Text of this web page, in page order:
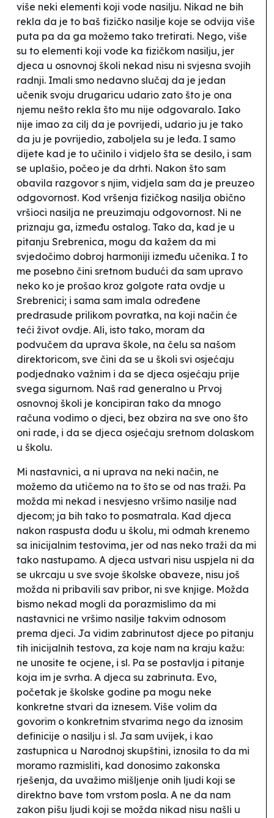
više neki elementi koji vode nasilju. Nikad ne bih
rekla da je to baš fizičko nasilje koje se odvija više
puta pa da ga možemo tako tretirati. Nego, više
su to elementi koji vode ka fizičkom nasilju, jer
djeca u osnovnoj školi nekad nisu ni svjesna svojih
radnji. Imali smo nedavno slučaj da je jedan
učenik svoju drugaricu udario zato što je ona
njemu nešto rekla što mu nije odgovaralo. Iako
nije imao za cilj da je povrijedi, udario ju je tako
da ju je povrijedio, zaboljela su je leđa. I samo
dijete kad je to učinilo i vidjelo šta se desilo, i sam
se uplašio, počeo je da drhti. Nakon što sam
obavila razgovor s njim, vidjela sam da je preuzeo
odgovornost. Kod vršenja fizičkog nasilja obično
vršioci nasilja ne preuzimaju odgovornost. Ni ne
priznaju ga, između ostalog. Tako da, kad je u
pitanju Srebrenica, mogu da kažem da mi
svjedočimo dobroj harmoniji između učenika. I to
me posebno čini sretnom budući da sam upravo
neko ko je prošao kroz golgote rata ovdje u
Srebrenici; i sama sam imala određene
predrasude prilikom povratka, na koji način će
teći život ovdje. Ali, isto tako, moram da
podvučem da uprava škole, na čelu sa našom
direktoricom, sve čini da se u školi svi osjećaju
podjednako važnim i da se djeca osjećaju prije
svega sigurnom. Naš rad generalno u Prvoj
osnovnoj školi je koncipiran tako da mnogo
računa vodimo o djeci, bez obzira na sve ono što
oni rade, i da se djeca osjećaju sretnom dolaskom
u školu.
Mi nastavnici, a ni uprava na neki način, ne
možemo da utičemo na to što se od nas traži. Pa
možda mi nekad i nesvjesno vršimo nasilje nad
djecom; ja bih tako to posmatrala. Kad djeca
nakon raspusta dođu u školu, mi odmah krenemo
sa inicijalnim testovima, jer od nas neko traži da mi
tako nastupamo. A djeca ustvari nisu uspjela ni da
se ukrcaju u sve svoje školske obaveze, nisu još
možda ni pribavili sav pribor, ni sve knjige. Možda
bismo nekad mogli da porazmislimo da mi
nastavnici ne vršimo nasilje takvim odnosom
prema djeci. Ja vidim zabrinutost djece po pitanju
tih inicijalnih testova, za koje nam na kraju kažu:
ne unosite te ocjene, i sl. Pa se postavlja i pitanje
koja im je svrha. A djeca su zabrinuta. Evo,
početak je školske godine pa mogu neke
konkretne stvari da iznesem. Više volim da
govorim o konkretnim stvarima nego da iznosim
definicije o nasilju i sl. Ja sam uvijek, i kao
zastupnica u Narodnoj skupštini, iznosila to da mi
moramo razmisliti, kad donosimo zakonska
rješenja, da uvažimo mišljenje onih ljudi koji se
direktno bave tom vrstom posla. A ne da nam
zakon pišu ljudi koji se možda nikad nisu našli u